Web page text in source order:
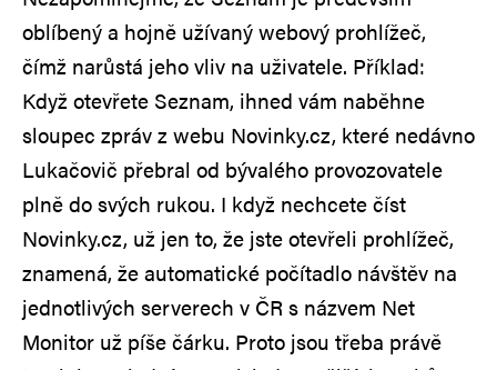
oblíbený a hojně užívaný webový prohlížeč,
čímž narůstá jeho vliv na uživatele. Příklad:
Když otevřete Seznam, ihned vám naběhne
sloupec zpráv z webu Novinky.cz, které nedávno
Lukačovič přebral od bývalého provozovatele
plně do svých rukou. I když nechcete číst
Novinky.cz, už jen to, že jste otevřeli prohlížeč,
znamená, že automatické počítadlo návštěv na
jednotlivých serverech v ČR s názvem Net
Monitor už píše čárku. Proto jsou třeba právě